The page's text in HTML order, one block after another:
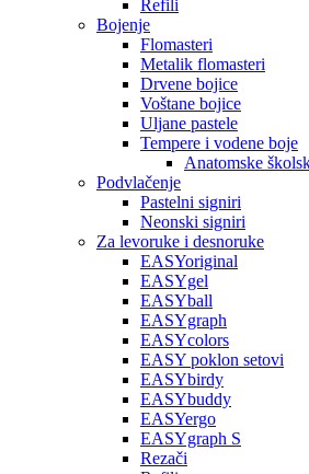
Refili
Bojenje
Flomasteri
Metalik flomasteri
Drvene bojice
Voštane bojice
Uljane pastele
Tempere i vodene boje
Anatomske
Podvlačenje
Pastelni signiri
Neonski signiri
Za levoruke i desnoruke
EASYoriginal
EASYgel
EASYball
EASYgraph
EASYcolors
EASY poklon setovi
EASYbirdy
EASYbuddy
EASYergo
EASYgraph S
Rezači